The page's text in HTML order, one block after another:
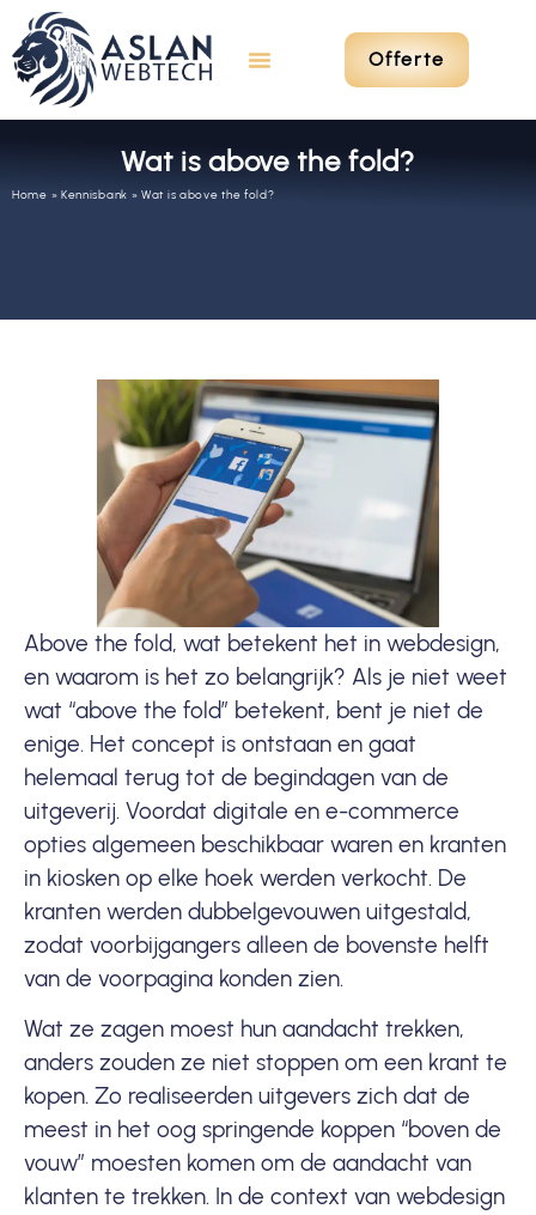
Offerte
Wat is above the fold?
Home » Kennisbank »Wat is above the fold?
Above the fold, wat betekent het in webdesign,
en waarom is het zo belangrijk? Als je niet weet
wat “above the fold” betekent, bent je niet de
enige. Het concept is ontstaan en gaat
helemaal terug tot de begindagen van de
uitgeverij. Voordat digitale en e-commerce
opties algemeen beschikbaar waren en kranten
in kiosken op elke hoek werden verkocht. De
kranten werden dubbelgevouwen uitgestald,
zodat voorbijgangers alleen de bovenste helft
van de voorpagina konden zien.
Wat ze zagen moest hun aandacht trekken,
anders zouden ze niet stoppen om een krant te
kopen. Zo realiseerden uitgevers zich dat de
meest in het oog springende koppen “boven de
vouw” moesten komen om de aandacht van
klanten te trekken. In de context van webdesign